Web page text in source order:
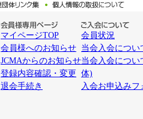
マイページTOP
会員様へのお知らせ
JCMAからのお知らせ
登録内容確認・変更
退会手続き
会員状況
当会入会につい
当会入会につい
体)
入会お申込みフ